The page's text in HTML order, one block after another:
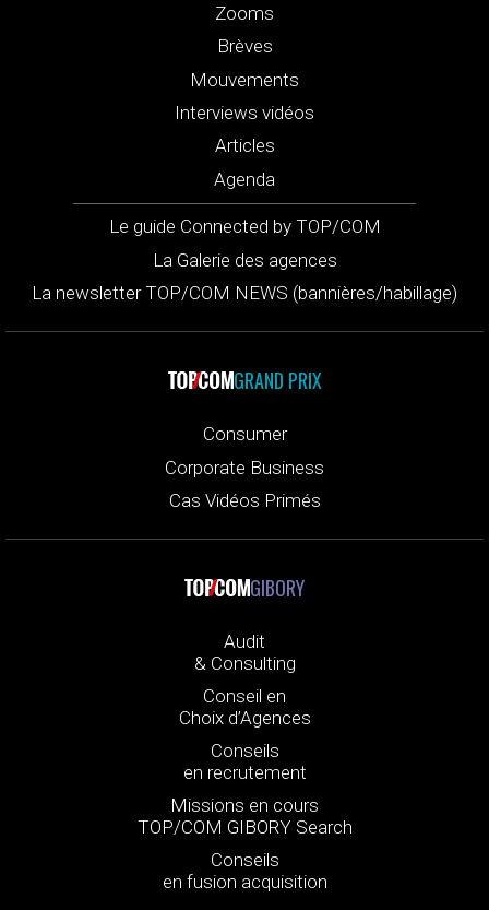
Zooms
Brèves
Mouvements
Interviews vidéos
Articles
Agenda
Le guide Connected by TOP/COM
La Galerie des agences
La newsletter TOP/COM NEWS (bannières/habillage)
GRAND PRIX
Consumer
Corporate Business
Cas Vidéos Primés
GIBORY
Audit
& Consulting
Conseil en
Choix d’Agences
Conseils
en recrutement
Missions en cours
TOP/COM GIBORY Search
Conseils
en fusion acquisition